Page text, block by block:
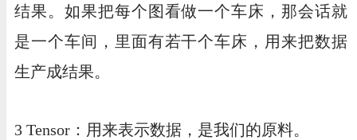
结果。如果把每个图看做一个车床，那会话就
是一个车间，里面有若干个车床，用来把数据
生产成结果。
3 Tensor：用来表示数据，是我们的原料。